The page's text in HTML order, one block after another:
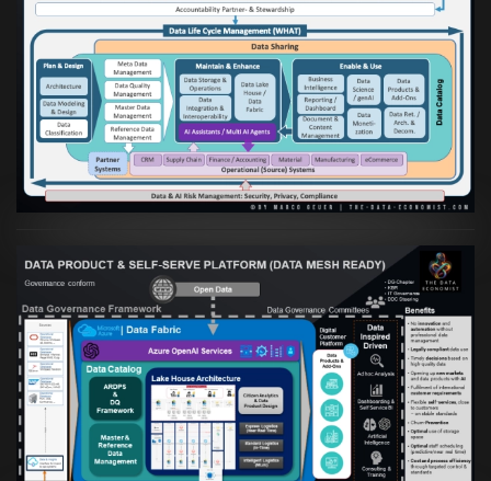
Artikel:Die moderne Architektur für
Daten- und KI-orientierte Unternehmen
VIEW
Artikel:Warum eine Data Governance
orientierte Data Fabric essenziell für
skalierbare qualitative Datenprodukte ist
VIEW